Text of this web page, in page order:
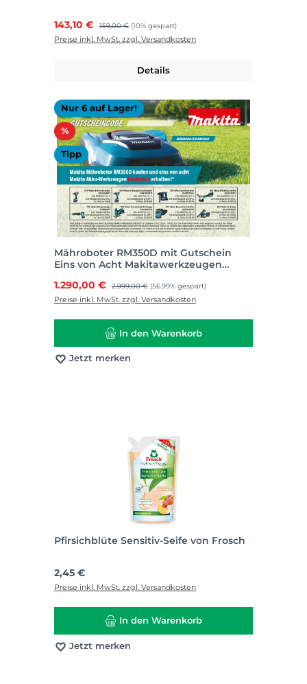
Verkaufspreis:
143,10 € Regulärer Preis:
159,00 € (10% gespart)
Preise inkl. MwSt. zzgl. Versandkosten
Details
Nur 6 auf Lager!
%Rabatt
Tipp
Mähroboter RM350D mit Gutschein
Eins von Acht Makitawerkzeugen
Verkaufspreis:
1.290,00 € Regulärer Preis:
2.999,00 € (56.99% gespart)
Preise inkl. MwSt. zzgl. Versandkosten
In den Warenkorb
Jetzt merken
Pfirsichblüte Sensitiv-Seife von Frosch
Regulärer Preis:
2,45 €
Preise inkl. MwSt. zzgl. Versandkosten
In den Warenkorb
Jetzt merken